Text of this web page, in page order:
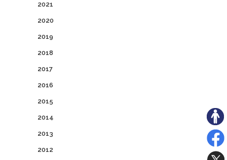
2021
2020
2019
2018
2017
2016
2015
2014
2013
2012